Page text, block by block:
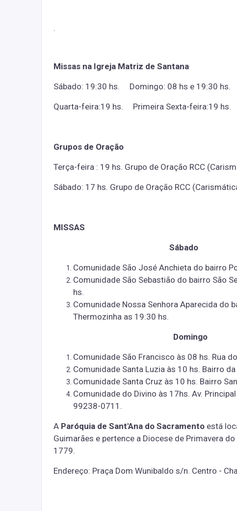
.
Missas na Igreja Matriz de Santana
Sábado: 19:30 hs. Domingo: 08 hs e 19:30 hs.
Quarta-feira:19 hs. Primeira Sexta-feira:19 hs.
Grupos de Oração
Terça-feira : 19 hs. Grupo de Oração RCC
Sábado: 17 hs. Grupo de Oração RCC
MISSAS
Sábado
Comunidade São José Anchieta do bairro
Comunidade São Sebastião do bairro São
hs.
Comunidade Nossa Senhora Aparecida do
Thermozinha as 19:30 hs.
Domingo
Comunidade São Francisco às 08 hs. Rua
Comunidade Santa Luzia às 10 hs. Bairro da
Comunidade Santa Cruz às 10 hs. Bairro
Comunidade do Divino às 17hs. Av.
99238-0711.
A Paróquia de Sant'Ana do Sacramento está
Guimarães e pertence a Diocese de Primavera
1779.
Endereço: Praça Dom Wunibaldo s/n. Centro -